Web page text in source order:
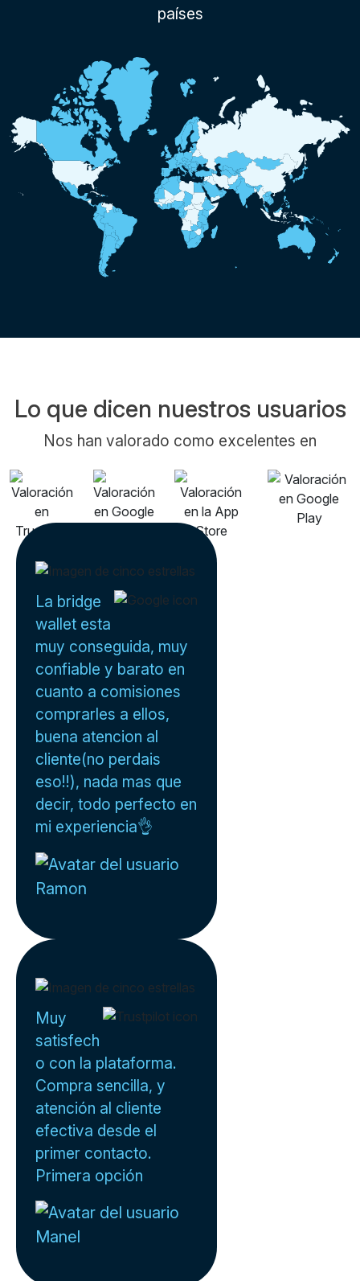
países
Lo que dicen nuestros usuarios
Nos han valorado como excelentes en
La bridge
wallet esta
muy conseguida, muy
confiable y barato en
cuanto a comisiones
comprarles a ellos,
buena atencion al
cliente(no perdais
eso!!), nada mas que
decir, todo perfecto en
mi experiencia👌
Ramon
Muy
satisfech
o con la plataforma.
Compra sencilla, y
atención al cliente
efectiva desde el
primer contacto.
Primera opción
Manel